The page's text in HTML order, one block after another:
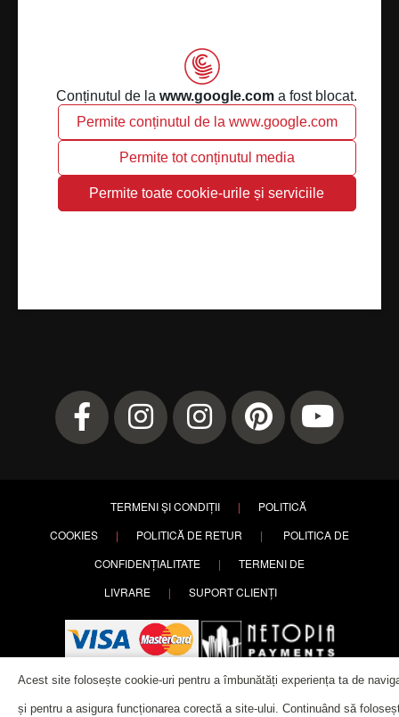
TERMENI ȘI CONDIȚII |
POLITICĂ
COOKIES
| POLITICĂ DE RETUR |
POLITICA DE
CONFIDENȚIALITATE
|
TERMENI DE
LIVRARE
| SUPORT CLIENȚI
Acest site folosește cookie-uri pentru a îmbunătăți experiența ta de
și pentru a asigura funcționarea corectă a site-ului. Continuând să